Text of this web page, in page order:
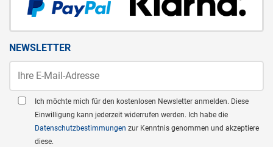
NEWSLETTER
Ich möchte mich für den kostenlosen Newsletter anmelden. Diese
Einwilligung kann jederzeit widerrufen werden. Ich habe die
Datenschutzbestimmungen zur Kenntnis genommen und akzeptiere
diese.